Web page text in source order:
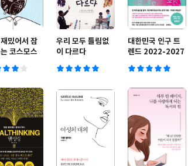
밌어서 잠
코스모스
우리 모두 틀림없
이 다르다
대한민국 인구 트
렌드 2022-2027